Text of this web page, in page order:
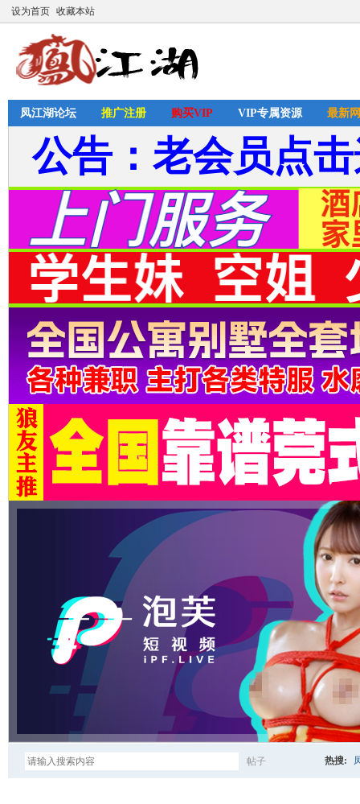
设为首页 收藏本站
凤江湖论坛 推广注册 购买VIP VIP专属资源 最新
公告：老会员点
帖子 热搜: